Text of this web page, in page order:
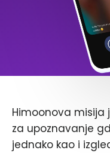
Himoonova
za upoznavanje
jednako kao i